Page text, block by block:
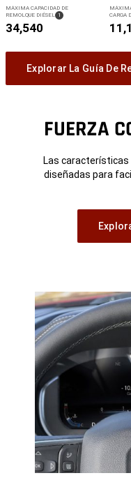
MÁXIMA CAPACIDAD DE
REMOLQUE DIÉSEL (
DISCLOSURE
1 )
34,540
CARGA
Explorar La Guía De
FUERZA
Las
diseñadas para